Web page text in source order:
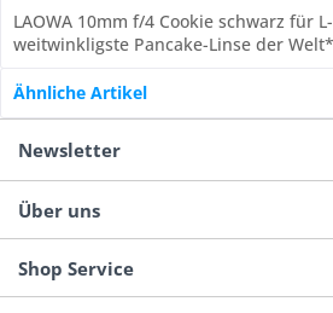
LAOWA 10mm f/4 Cookie schwarz für
weitwinkligste Pancake-Linse der
Ähnliche Artikel
Newsletter
Über uns
Shop Service